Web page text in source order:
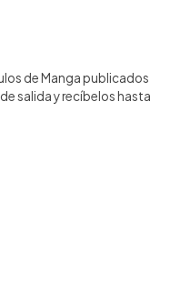
de Manga publicados
salida y recíbelos hasta